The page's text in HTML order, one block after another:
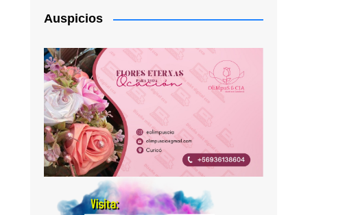
Auspicios